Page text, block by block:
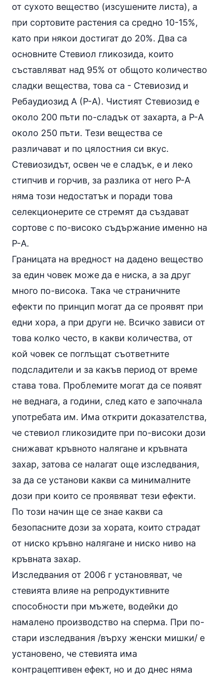
от сухото вещество (изсушените листа), а
при сортовите растения са средно 10-15%,
като при някои достигат до 20%. Два са
основните Стевиол гликозида, които
съставляват над 95% от общото количество
сладки вещества, това са - Стевиозид и
Ребаудиозид А (Р-А). Чистият Стевиозид е
около 200 пъти по-сладък от захарта, а Р-А
около 250 пъти. Тези вещества се
различават и по цялостния си вкус.
Стевиозидът, освен че е сладък, е и леко
стипчив и горчив, за разлика от него Р-А
няма този недостатък и поради това
селекционерите се стремят да създават
сортове с по-високо съдържание именно на
Р-А.
Границата на вредност на дадено вещество
за един човек може да е ниска, а за друг
много по-висока. Така че страничните
ефекти по принцип могат да се проявят при
едни хора, а при други не. Всичко зависи от
това колко често, в какви количества, от
кой човек се поглъщат съответните
подсладители и за какъв период от време
става това. Проблемите могат да се появят
не веднага, а години, след като е започнала
употребата им. Има открити доказателства,
че стевиол гликозидите при по-високи дози
снижават кръвното налягане и кръвната
захар, затова се налагат още изследвания,
за да се установи какви са минималните
дози при които се проявяват тези ефекти.
По този начин ще се знае какви са
безопасните дози за хората, които страдат
от ниско кръвно налягане и ниско ниво на
кръвната захар.
Изследвания от 2006 г установяват, че
стевията влияе на репродуктивните
способности при мъжете, водейки до
намалено производство на сперма. При по-
стари изследвания /върху женски мишки/ е
установено, че стевията има
контрацептивен ефект, но и до днес няма